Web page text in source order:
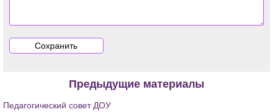
Предыдущие материалы
Педагогический совет ДОУ